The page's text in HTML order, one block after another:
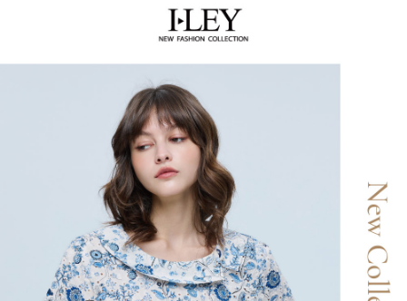
3.實際核准額度、可分期數及費用金額請依後續交易確認頁面所載為準。
4.訂單成立30分鐘內，如未前往確認交易或遇審核未通過，訂單將自動取
消。如遇「轉專審核」未通過狀況，表示未達大哥付你分期系統評分，恕無
1.分期款項不併入電信帳單，「大哥付你分期」於每月結算日後寄送繳費提
2.透過簡訊連結打開帳單後，可選擇「超商條碼／台灣大直營門市／銀行轉
帳／街口支付／iPASS MONEY」等通路繳費。
1.本服務係由「台灣大哥大股份有限公司」（以下簡稱本公司）所提供，讓
用戶於交易時，得透過本服務購買商品或服務，並由商店將買賣／分期付款
買賣價金債權讓與本公司後，依約使用本公司帳單繳交帳款。
2.基於同意付款使用「大哥付你分期」之契約關係目的，商店將以您的個人
資料（包含姓名、電話或地址）提供予台灣大哥大進項蒐集、處理及利用，
由本公司與您本人進行分期帳單所需資料之確認、核對及更正。
3.完整用戶服務條款，請詳閱以下連結：https://oppay.tw/userRule
１．簡單：不需註冊會員、不需綁卡、不需儲值。
３．安心：先確認商品／服務後，再付款。
【「AFTEE先享後付」結帳流程】
１．於結帳方式選擇「AFTEE先享後付」後，將跳轉至「AFTEE先享後付」
結帳頁面，進行簡訊認證並確認金額後，即可完成結帳。
２．訂單成立數日內，您將收到繳費通知簡訊。
３．收到繳費通知簡訊後14天內，點擊此簡訊中的連結，可透過四大超商／
ATM／網路銀行／等多元方式進行付款，方視為交易完成。
※ 請注意：結帳手續完成當下不需立刻繳費，但若您需要取消訂單，請聯絡
購買商品的店家。未經商家同意取消之訂單仍視為有效，需透過AFTEE先享
後付繳納相關費用。
※ 交易是否成功請以「AFTEE先享後付 」之結帳頁面顯示為準，若有關於
是否繳費成功／繳費後需取消欲退款等相關疑問，請聯繫「AFTEE先享後付
客戶支援中心」https://netprotections.freshdesk.com/support/home
每筆NT$120，滿NT$2,500(含以上)免運費
每筆NT$120，滿NT$2,500(含以上)免運費
每筆NT$120，滿NT$2,500(含以上)免運費
付款後萊爾富取貨
每筆NT$120，滿NT$2,500(含以上)免運費
7-11取貨付款
每筆NT$120，滿NT$2,500(含以上)免運費